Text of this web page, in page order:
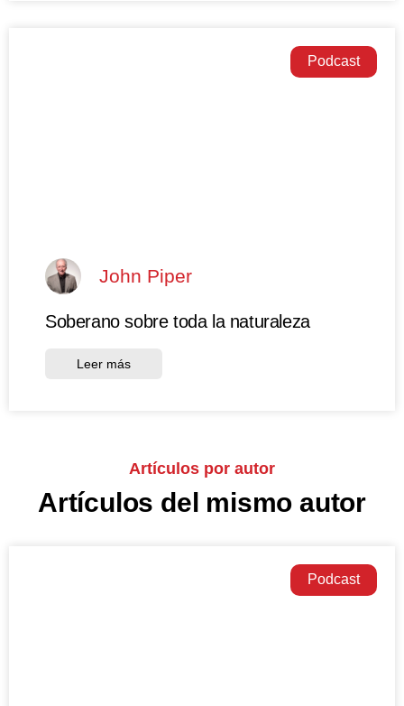
Podcast
John Piper
Soberano sobre toda la naturaleza
Leer más
Artículos por autor
Artículos del mismo autor
Podcast